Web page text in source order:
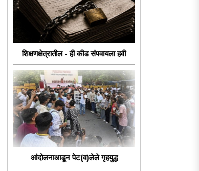
शिक्षणक्षेत्रातील - ही कीड संपवायला हवी
आंदोलनाआडून पेट(व)लेले गृहयुद्ध